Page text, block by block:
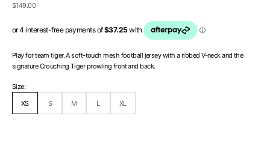
Sale price
$149.00
Play for team tiger. A soft-touch mesh football jersey with a ribbed V-neck and the
signature Crouching Tiger prowling front and back.
Size:
XS
S M L XL